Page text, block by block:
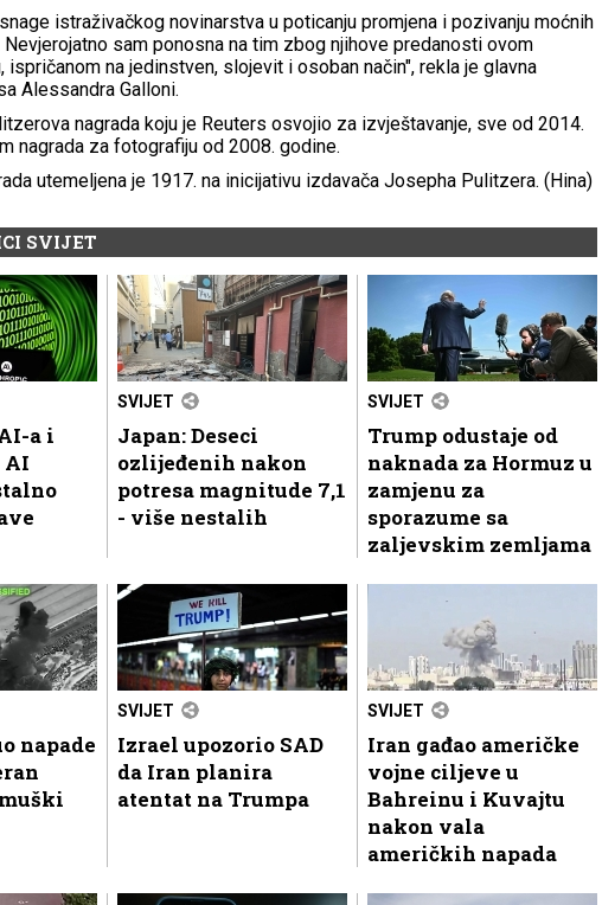
istraživačkog novinarstva u poticanju promjena i pozivanju moćnih
sam ponosna na tim zbog njihove predanosti ovom
ispričanom na jedinstven, slojevit i osoban način", rekla je glavna
Alessandra Galloni.
nagrada koju je Reuters osvojio za izvještavanje, sve od 2014.
nagrada za fotografiju od 2008. godine.
utemeljena je 1917. na inicijativu izdavača Josepha Pulitzera. (Hina)
SVIJET
a i
AI
SVIJET
Japan: Deseci
ozlijeđenih nakon
potresa magnitude 7,1
- više nestalih
SVIJET
Trump odustaje od
naknada za Hormuz u
zamjenu za
sporazume sa
zaljevskim zemljama
napade
SVIJET
Izrael upozorio SAD
da Iran planira
atentat na Trumpa
SVIJET
Iran gađao američke
vojne ciljeve u
Bahreinu i Kuvajtu
nakon vala
američkih napada